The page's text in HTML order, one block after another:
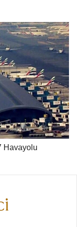
Havayolu